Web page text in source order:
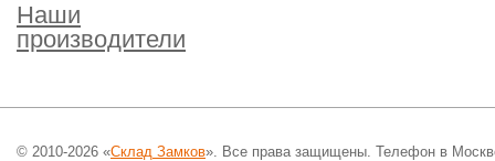
Наши
производители
© 2010-2026 «Склад Замков». Все права защищены. Телефон в